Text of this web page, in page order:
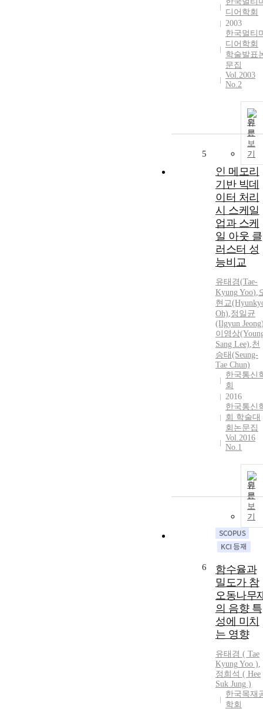
디어학회
2003
한국멀티
디어학회
학술발표
문집
Vol.2003
No.2
원
문
보
기
5
인 메모리
기반 빅데
이터 처리
시 스케일
업과 스케
일 아웃 클
러스터 성
능비교
유태경(Tae-
Kyung Yoo),
현교
Oh),정일균
(Ilgyun
이영상
Sang Lee),천
승태(Seung-
Tae Chun)
한국통신
회
2016
한국통신
회 학술대
회논문집
Vol.2016
No.1
원
문
보
기
6
함수율과
밀도가 참
오동나무
의 음향 특
성에 미치
는 영향
유태경 ( Tae
Kyung Yoo ),
정희석 ( Hee
Suk Jung )
한국목재
학회